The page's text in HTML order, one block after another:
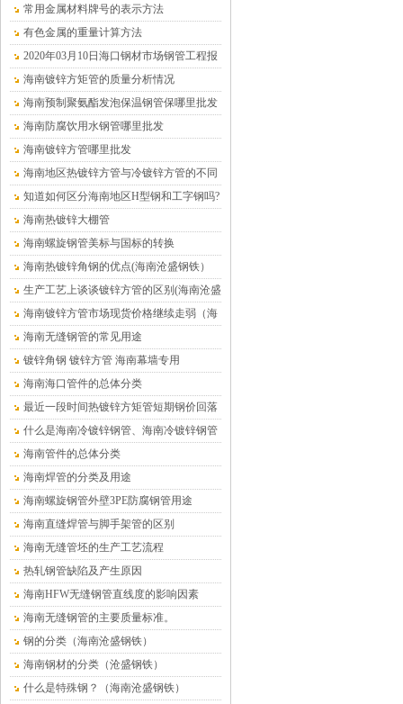
常用金属材料牌号的表示方法
有色金属的重量计算方法
2020年03月10日海口钢材市场钢管工程报
价表
海南镀锌方矩管的质量分析情况
海南预制聚氨酯发泡保温钢管保哪里批发
（温泉水专用）
海南防腐饮用水钢管哪里批发
海南镀锌方管哪里批发
海南地区热镀锌方管与冷镀锌方管的不同
在哪里
知道如何区分海南地区H型钢和工字钢吗?
海南热镀锌大棚管
海南螺旋钢管美标与国标的转换
海南热镀锌角钢的优点(海南沧盛钢铁）
生产工艺上谈谈镀锌方管的区别(海南沧盛
钢铁）
海南镀锌方管市场现货价格继续走弱（海
南沧盛钢铁）
海南无缝钢管的常见用途
镀锌角钢 镀锌方管 海南幕墙专用
海南海口管件的总体分类
最近一段时间热镀锌方矩管短期钢价回落
的趋势仍将延续（海南）
什么是海南冷镀锌钢管、海南冷镀锌钢管
介绍
海南管件的总体分类
海南焊管的分类及用途
海南螺旋钢管外壁3PE防腐钢管用途
海南直缝焊管与脚手架管的区别
海南无缝管坯的生产工艺流程
热轧钢管缺陷及产生原因
海南HFW无缝钢管直线度的影响因素
海南无缝钢管的主要质量标准。
钢的分类（海南沧盛钢铁）
海南钢材的分类（沧盛钢铁）
什么是特殊钢？（海南沧盛钢铁）